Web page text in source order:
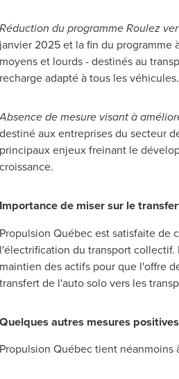
Réduction du programme Roulez
janvier2025 etla fin du programme
moyens et lourds - destinés au
recharge adapté à tous les véhicules.
de mesure visant à
destiné aux entreprises du secteur
principaux enjeux freinant le
croissance.
Importance de miser sur le
Propulsion Québec est satisfaite de
l'électrification du transport
maintien des actifs pour que l'offre
transfert de l'auto solo vers les
Quelques autres mesures
Propulsion Québec tient néanmoins